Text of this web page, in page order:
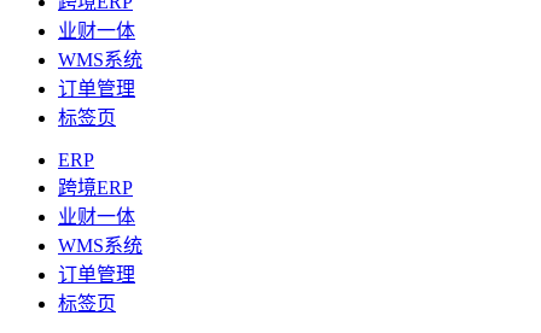
业财一体
WMS系统
订单管理
标签页
ERP
跨境ERP
业财一体
WMS系统
订单管理
标签页